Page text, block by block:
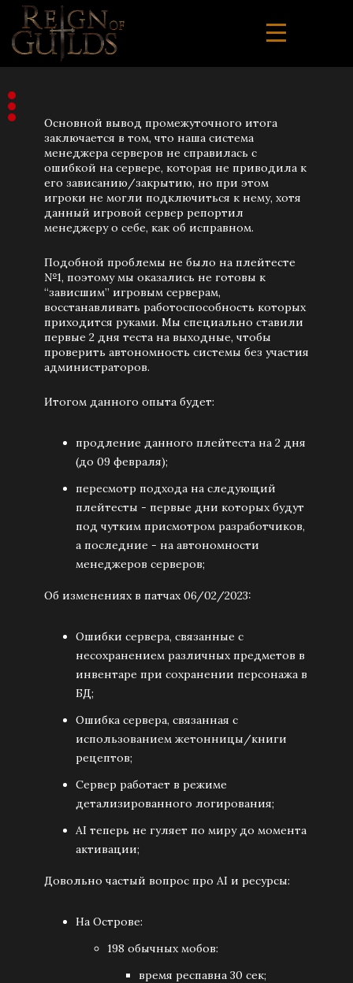
Основной вывод промежуточного итога
заключается в том, что наша система
менеджера серверов не справилась с
ошибкой на сервере, которая не приводила к
его зависанию/закрытию, но при этом
игроки не могли подключиться к нему, хотя
данный игровой сервер репортил
менеджеру о себе, как об исправном.
Подобной проблемы не было на плейтесте
№1, поэтому мы оказались не готовы к
“зависшим” игровым серверам,
восстанавливать работоспособность которых
приходится руками. Мы специально ставили
первые 2 дня теста на выходные, чтобы
проверить автономность системы без участия
администраторов.
Итогом данного опыта будет:
продление данного плейтеста на 2 дня
(до 09 февраля);
пересмотр подхода на следующий
плейтесты - первые дни которых будут
под чутким присмотром разработчиков,
а последние - на автономности
менеджеров серверов;
Об изменениях в патчах 06/02/2023:
Ошибки сервера, связанные с
несохранением различных предметов в
инвентаре при сохранении персонажа в
БД;
Ошибка сервера, связанная с
использованием жетонницы/книги
рецептов;
Сервер работает в режиме
детализированного логирования;
AI теперь не гуляет по миру до момента
активации;
Довольно частый вопрос про AI и ресурсы:
На Острове:
198 обычных мобов:
время респавна 30 сек;